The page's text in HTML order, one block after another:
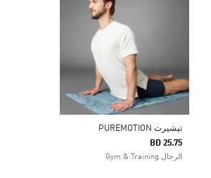
تيشيرت PUREMOTION
BD 25.75
الرجال Gym & Training